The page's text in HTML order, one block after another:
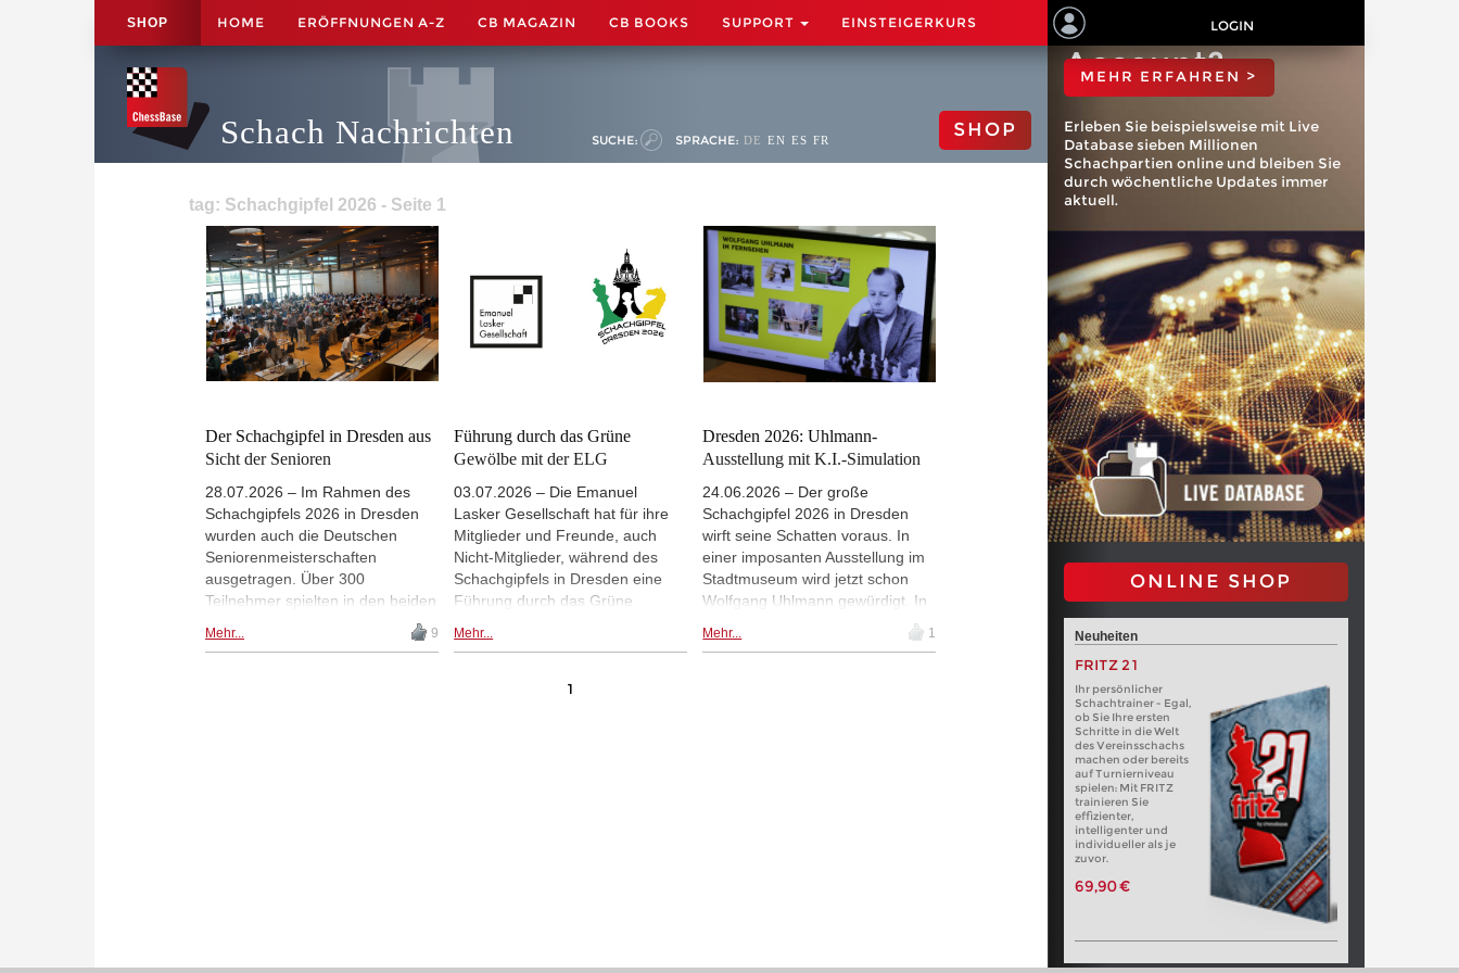
SHOP HOME ERÖFFNUNGEN A-Z CB MAGAZIN CB BOOKS SUPPORT EINSTEIGERKURS LOGIN
Schach Nachrichten SUCHE: SPRACHE: DE EN ES FR SHOP
tag: Schachgipfel 2026 - Seite 1
Der Schachgipfel in Dresden aus
Sicht der Senioren
28.07.2026 – Im Rahmen des
Schachgipfels 2026 in Dresden
wurden auch die Deutschen
Seniorenmeisterschaften
ausgetragen. Über 300
Teilnehmer spielten in den beiden
darunter auch Thorsten Cmiel. In
Mehr... 9
Führung durch das Grüne
Gewölbe mit der ELG
03.07.2026 – Die Emanuel
Lasker Gesellschaft hat für ihre
Mitglieder und Freunde, auch
Nicht-Mitglieder, während des
Schachgipfels in Dresden eine
Führung durch das Grüne
stehen zur Verfügung. Da die
eine rasche Anmeldung
Mehr...
Dresden 2026: Uhlmann-
Ausstellung mit K.I.-Simulation
24.06.2026 – Der große
Schachgipfel 2026 in Dresden
wirft seine Schatten voraus. In
einer imposanten Ausstellung im
Stadtmuseum wird jetzt schon
Wolfgang Uhlmann gewürdigt. In
einer K.I.- Simulation kann man
sogar gegen den verstorbenen
Mehr... 1
1
ChessBase
Account?
MEHR ERFAHREN >
Erleben Sie beispielsweise mit Live
Database sieben Millionen
Schachpartien online und bleiben Sie
durch wöchentliche Updates immer
aktuell.
ONLINE SHOP
Neuheiten
FRITZ 21
Ihr persönlicher
Schachtrainer - Egal,
ob Sie Ihre ersten
Schritte in die Welt
des Vereinsschachs
machen oder bereits
auf Turnierniveau
spielen: Mit FRITZ
trainieren Sie
effizienter,
intelligenter und
individueller als je
zuvor.
69,90 €